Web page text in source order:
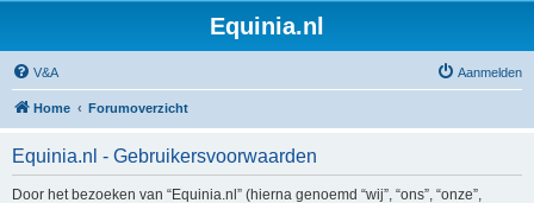
Equinia.nl
V&A Aanmelden
Home Forumoverzicht
Equinia.nl - Gebruikersvoorwaarden
Door het bezoeken van “Equinia.nl” (hierna genoemd “wij”, “ons”, “onze”,